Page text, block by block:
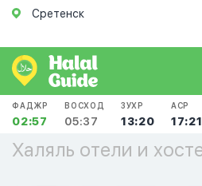
Сретенск
ФАДЖР
02:57
ВОСХОД
05:37
ЗУХР
13:20
АСР
17:21
Халяль отели и